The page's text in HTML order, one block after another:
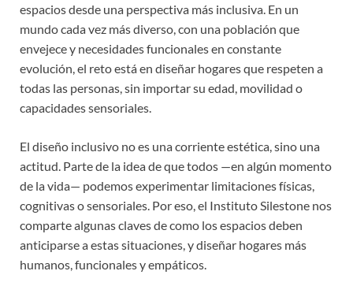
espacios desde una perspectiva más inclusiva. En un
mundo cada vez más diverso, con una población que
envejece y necesidades funcionales en constante
evolución, el reto está en diseñar hogares que respeten a
todas las personas, sin importar su edad, movilidad o
capacidades sensoriales.
El diseño inclusivo no es una corriente estética, sino una
actitud. Parte de la idea de que todos —en algún momento
de la vida— podemos experimentar limitaciones físicas,
cognitivas o sensoriales. Por eso, el Instituto Silestone nos
comparte algunas claves de como los espacios deben
anticiparse a estas situaciones, y diseñar hogares más
humanos, funcionales y empáticos.